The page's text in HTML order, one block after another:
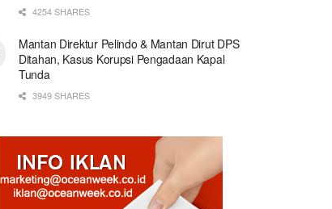
4254 SHARES
Mantan Direktur Pelindo & Mantan Dirut DPS
Ditahan, Kasus Korupsi Pengadaan Kapal
Tunda
3949 SHARES